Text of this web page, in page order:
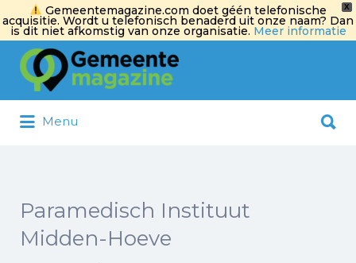
X
Gemeentemagazine.com doet géén telefonische
acquisitie. Wordt u telefonisch benaderd uit onze naam? Dan
is dit niet afkomstig van onze organisatie. Meer informatie
Zoek
naar:
Menu
naar:
Paramedisch Instituut
Midden-Hoeve